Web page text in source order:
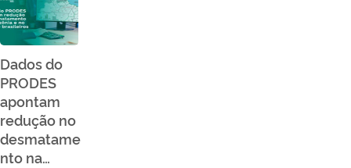
Dados do
PRODES
apontam
redução no
desmatame
nto na…